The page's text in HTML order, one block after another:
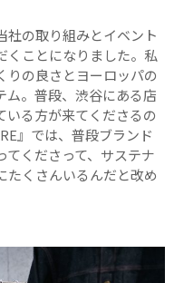
社の取り組みとイベント
くことになりました。私
りの良さとヨーロッパの
ム。普段、渋谷にある店
る方が来てくださるの
』では、普段ブランド
てくださって、サステナ
たくさんいるんだと改め